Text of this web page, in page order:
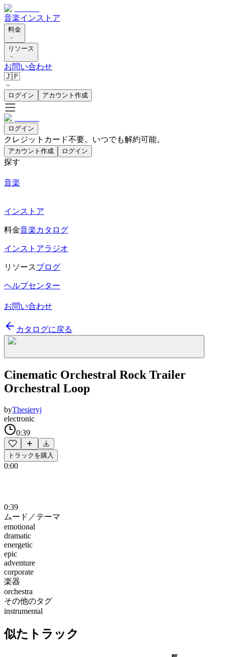
音楽インストア
料金
リソース
お問い合わせ
🇯🇵
ログイン アカウント作成
ログイン
クレジットカード不要。いつでも解約可能。
アカウント作成 ログイン
探す
音楽
インストア
料金音楽カタログ
インストアラジオ
リソースブログ
ヘルプセンター
お問い合わせ
カタログに戻る
Cinematic Orchestral Rock Trailer
Orchestral Loop
byThesieryj
electronic
0:39
トラックを購入
0:00
0:39
ムード／テーマ
emotional
dramatic
energetic
epic
adventure
corporate
楽器
orchestra
その他のタグ
instrumental
似たトラック